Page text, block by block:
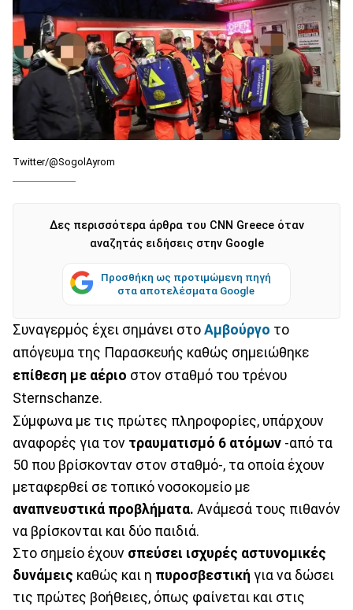
Twitter/@SogolAyrom
Δες περισσότερα άρθρα του CNN Greece όταν
αναζητάς ειδήσεις στην Google
Προσθήκη ως προτιμώμενη πηγή
στα αποτελέσματα Google
Συναγερμός έχει σημάνει στο Αμβούργο το
απόγευμα της Παρασκευής καθώς σημειώθηκε
επίθεση με αέριο στον σταθμό του τρένου
Sternschanze.
Σύμφωνα με τις πρώτες πληροφορίες, υπάρχουν
αναφορές για τον τραυματισμό 6 ατόμων -από τα
50 που βρίσκονταν στον σταθμό-, τα οποία έχουν
μεταφερθεί σε τοπικό νοσοκομείο με
αναπνευστικά προβλήματα. Ανάμεσά τους πιθανόν
να βρίσκονται και δύο παιδιά.
Στο σημείο έχουν σπεύσει ισχυρές αστυνομικές
δυνάμεις καθώς και η πυροσβεστική για να δώσει
τις πρώτες βοήθειες, όπως φαίνεται και στις